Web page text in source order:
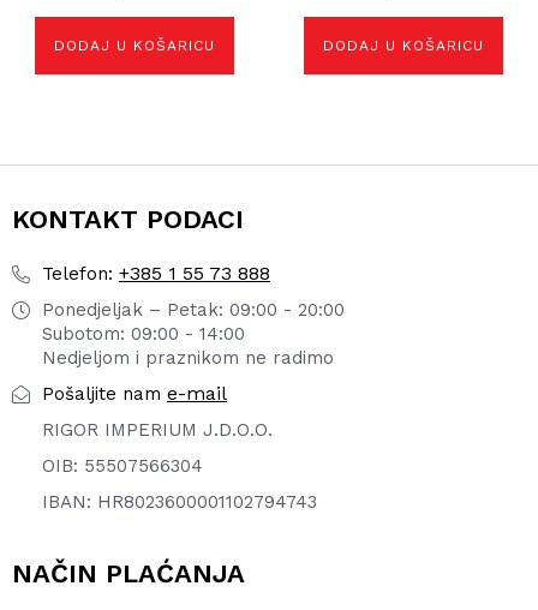
DODAJ U KOŠARICU DODAJ U KOŠARICU
KONTAKT PODACI
Telefon: +385 1 55 73 888
Ponedjeljak – Petak: 09:00 - 20:00
Subotom: 09:00 - 14:00
Nedjeljom i praznikom ne radimo
Pošaljite nam e-mail
RIGOR IMPERIUM J.D.O.O.
OIB: 55507566304
IBAN: HR8023600001102794743
NAČIN PLAĆANJA